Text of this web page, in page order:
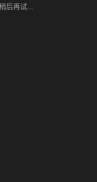
后再试...